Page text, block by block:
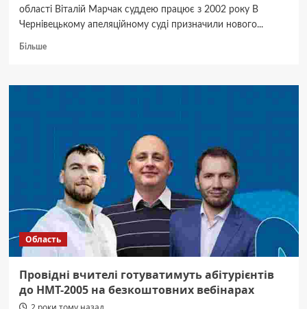
області Віталій Марчак суддею працює з 2002 року В
Чернівецькому апеляційному суді призначили нового...
БільшеДокладніше
апеляційний
Область
Провідні вчителі готуватимуть абітурієнтів
до НМТ-2005 на безкоштовних вебінарах